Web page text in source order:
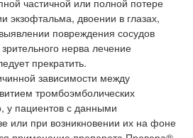
частичной или полной потере
экзофтальма, двоении в глазах,
повреждения сосудов
нерва лечение
прекратить.
зависимости между
тромбоэмболических
у пациентов с данными
или при возникновении их на фоне